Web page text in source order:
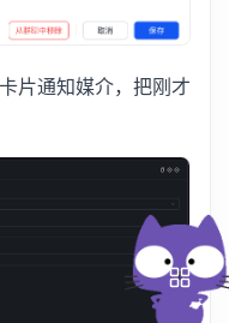
片通知媒介，把刚才